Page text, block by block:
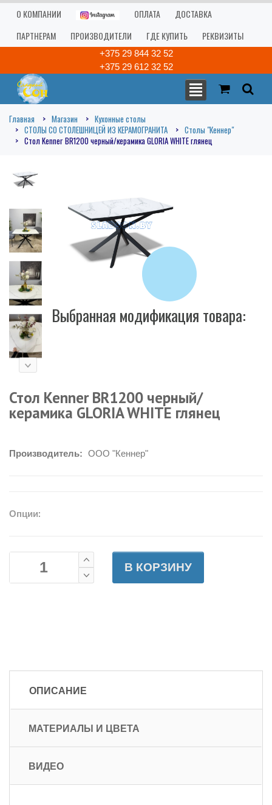
О КОМПАНИИ ОПЛАТА
ДОСТАВКА
ПАРТНЕРАМ
ПРОИЗВОДИТЕЛИ ГДЕ КУПИТЬ РЕКВИЗИТЫ
+375 29 844 32 52
+375 29 612 32 52
Главная Магазин
Кухонные столы
СТОЛЫ СО СТОЛЕШНИЦЕЙ ИЗ КЕРАМОГРАНИТА
Столы "Кеннер"
Стол Kenner BR1200 черный/керамика GLORIA WHITE глянец
Выбранная модификация товара:
Стол Kenner BR1200 черный/
керамика GLORIA WHITE глянец
Производитель: ООО "Кеннер"
Опции:
В КОРЗИНУ
ОПИСАНИЕ
МАТЕРИАЛЫ И ЦВЕТА
ВИДЕО